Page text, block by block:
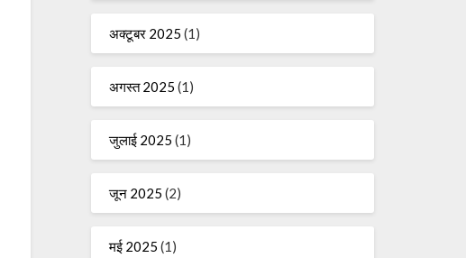
अक्टूबर 2025 (1)
अगस्त 2025 (1)
जुलाई 2025 (1)
जून 2025 (2)
मई 2025 (1)